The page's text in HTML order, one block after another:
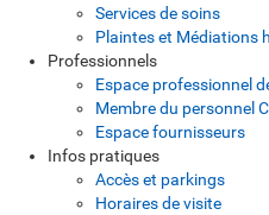
Services de soins
Plaintes et Médiations
Professionnels
Espace professionnel
Membre du personnel
Espace fournisseurs
Infos pratiques
Accès et parkings
Horaires de visite